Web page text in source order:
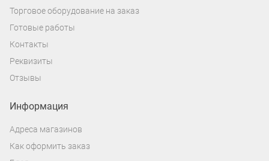
Торговое оборудование на заказ
Готовые работы
Контакты
Реквизиты
Отзывы
Информация
Адреса магазинов
Как оформить заказ